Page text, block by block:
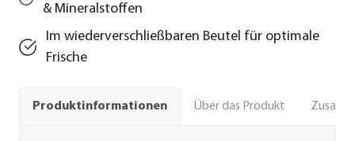
& Mineralstoffen
Im wiederverschließbaren Beutel für optimale
Frische
Produktinformationen Über das Produkt